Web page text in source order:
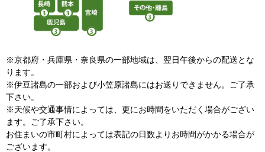
※京都府・兵庫県・奈良県の一部地域は、翌日午後からの配送とな
ります。
※伊豆諸島の一部および小笠原諸島にはお送りできません。ご了承
下さい。
※天候や交通事情によっては、更にお時間をいただく場合がござい
ます。ご了承下さい。
お住まいの市町村によっては表記の日数よりお時間がかかる場合が
ございます。